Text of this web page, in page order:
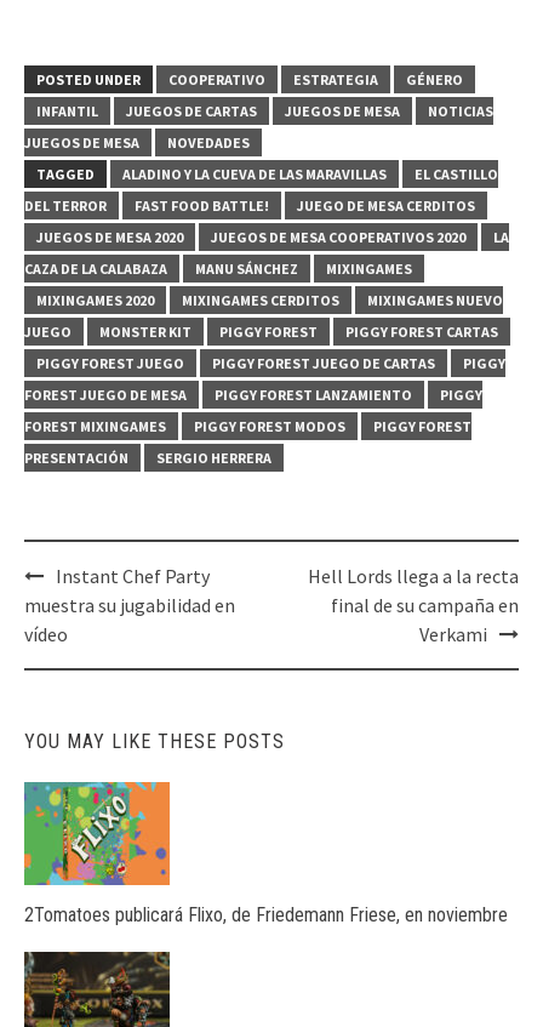
POSTED UNDER COOPERATIVO ESTRATEGIA
GÉNERO
INFANTIL
JUEGOS DE CARTAS JUEGOS DE MESA
NOTICIAS
JUEGOS DE MESA
NOVEDADES
TAGGED
ALADINO Y LA CUEVA DE LAS MARAVILLAS
EL CASTILLO
DEL TERROR
FAST FOOD BATTLE!
JUEGO DE MESA CERDITOS
JUEGOS DE MESA 2020
JUEGOS DE MESA COOPERATIVOS 2020
LA
CAZA DE LA CALABAZA
MANU SÁNCHEZ
MIXINGAMES
MIXINGAMES 2020
MIXINGAMES CERDITOS
MIXINGAMES NUEVO
JUEGO
MONSTER KIT PIGGY FOREST
PIGGY FOREST CARTAS
PIGGY FOREST JUEGO
PIGGY FOREST JUEGO DE CARTAS
PIGGY
FOREST JUEGO DE MESA
PIGGY FOREST LANZAMIENTO
PIGGY
FOREST MIXINGAMES
PIGGY FOREST MODOS
PIGGY FOREST
PRESENTACIÓN
SERGIO HERRERA
Post
navigation
Instant Chef Party
muestra su jugabilidad en
vídeo
Hell Lords llega a la recta
final de su campaña en
Verkami
YOU MAY LIKE THESE POSTS
2Tomatoes publicará Flixo, de Friedemann Friese, en noviembre